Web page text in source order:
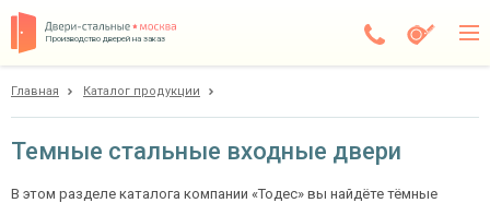
Производство дверей на заказ
Главная Каталог продукции
Темные стальные входные двери
В этом разделе каталога компании «Тодес» вы найдёте тёмные